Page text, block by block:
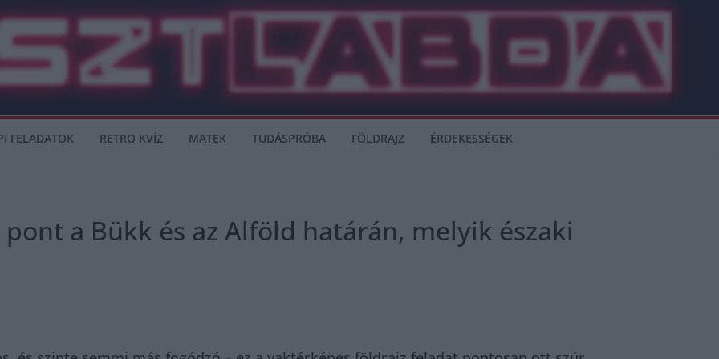
FELADATOK RETRO KVÍZ MATEK TUDÁSPRÓBA FÖLDRAJZ ÉRDEKESSÉGEK
a Bükk és az Alföld határán, melyik északi